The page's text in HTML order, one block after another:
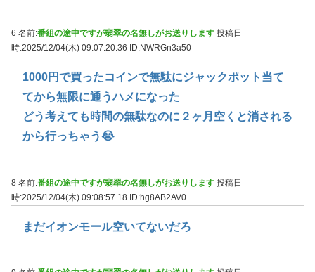
6 名前:番組の途中ですが翡翠の名無しがお送りします 投稿日
時:2025/12/04(木) 09:07:20.36
ID:NWRGn3a50
1000円で買ったコインで無駄にジャックポット当て
てから無限に通うハメになった
どう考えても時間の無駄なのに２ヶ月空くと消される
から行っちゃう😭
8 名前:番組の途中ですが翡翠の名無しがお送りします 投稿日
時:2025/12/04(木) 09:08:57.18 ID:hg8AB2AV0
まだイオンモール空いてないだろ